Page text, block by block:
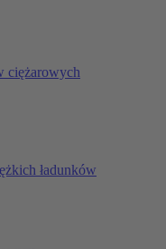
ciężarowych
ładunków